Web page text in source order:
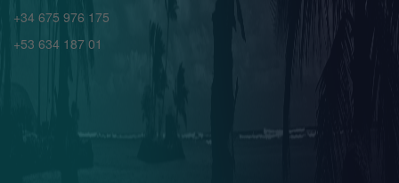
+34 675 976 175
+53 634 187 01